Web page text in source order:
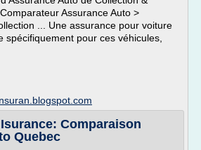
Assurance Auto >
... Une assurance pour voiture
spécifiquement pour ces véhicules,
Comparaison
Quebec